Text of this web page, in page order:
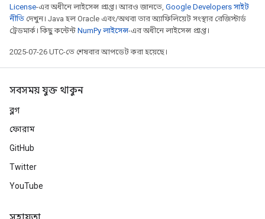
License-এর অধীনে লাইসেন্স প্রাপ্ত। আরও জানতে, Google Developers সাইট
নীতি দেখুন। Java হল Oracle এবং/অথবা তার অ্যাফিলিয়েট সংস্থার রেজিস্টার্ড
ট্রেডমার্ক। কিছু কন্টেন্ট NumPy লাইসেন্স-এর অধীনে লাইসেন্স প্রাপ্ত।
2025-07-26 UTC-তে শেষবার আপডেট করা হয়েছে।
সবসময় যুক্ত থাকুন
ব্লগ
ফোরাম
GitHub
Twitter
YouTube